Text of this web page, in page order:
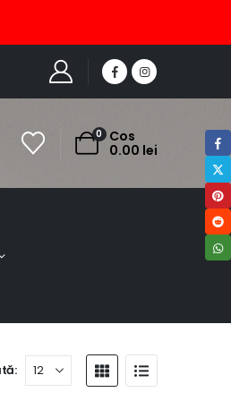
0
Cos
0.00 lei
DECORAT CU DREAMCATHER